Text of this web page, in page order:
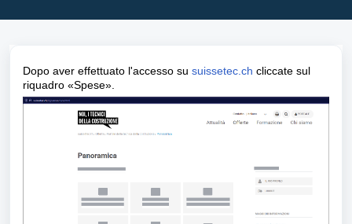
Dopo aver effettuato l'accesso su suissetec.ch cliccate sul
riquadro «Spese».